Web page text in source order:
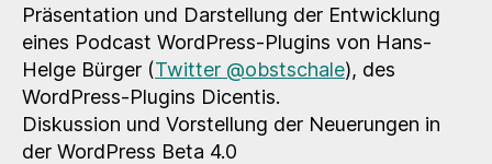
Präsentation und Darstellung der Entwicklung
eines Podcast WordPress-Plugins von Hans-
Helge Bürger (Twitter @obstschale), des
WordPress-Plugins Dicentis.
Diskussion und Vorstellung der Neuerungen in
der WordPress Beta 4.0